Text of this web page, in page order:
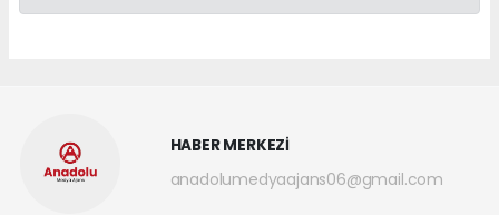
HABER MERKEZİ
anadolumedyaajans06@gmail.com